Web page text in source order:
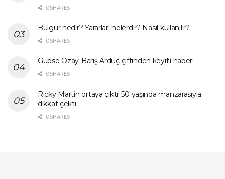
0 SHARES
Bulgur nedir? Yararları nelerdir? Nasıl kullanılır?
0 SHARES
Gupse Özay-Barış Arduç çiftinden keyifli haber!
0 SHARES
Ricky Martin ortaya çıktı! 50 yaşında manzarasıyla
dikkat çekti
0 SHARES